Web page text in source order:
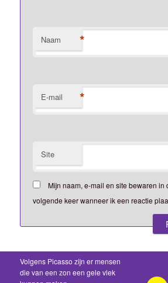
Naam *
E-mail *
Site
Mijn naam, e-mail en site bewaren in
volgende keer wanneer ik een reactie
Volgens Picasso zijn er mensen
die van een zon een gele vlek